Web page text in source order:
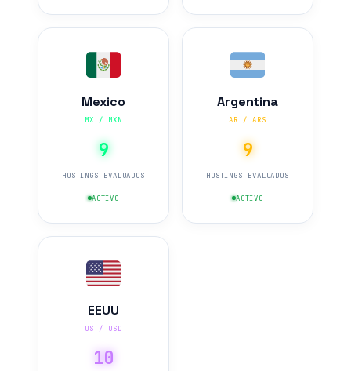
Mexico
MX / MXN
9
HOSTINGS EVALUADOS
ACTIVO
Argentina
AR / ARS
9
HOSTINGS EVALUADOS
ACTIVO
EEUU
US / USD
10